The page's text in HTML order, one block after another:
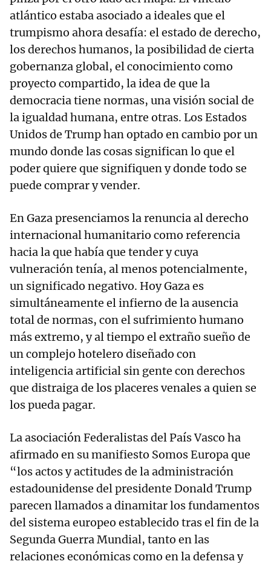
atlántico estaba asociado a ideales que el
trumpismo ahora desafía: el estado de derecho,
los derechos humanos, la posibilidad de cierta
gobernanza global, el conocimiento como
proyecto compartido, la idea de que la
democracia tiene normas, una visión social de
la igualdad humana, entre otras. Los Estados
Unidos de Trump han optado en cambio por un
mundo donde las cosas significan lo que el
poder quiere que signifiquen y donde todo se
puede comprar y vender.
En Gaza presenciamos la renuncia al derecho
internacional humanitario como referencia
hacia la que había que tender y cuya
vulneración tenía, al menos potencialmente,
un significado negativo. Hoy Gaza es
simultáneamente el infierno de la ausencia
total de normas, con el sufrimiento humano
más extremo, y al tiempo el extraño sueño de
un complejo hotelero diseñado con
inteligencia artificial sin gente con derechos
que distraiga de los placeres venales a quien se
los pueda pagar.
La asociación Federalistas del País Vasco ha
afirmado en su manifiesto Somos Europa que
“los actos y actitudes de la administración
estadounidense del presidente Donald Trump
parecen llamados a dinamitar los fundamentos
del sistema europeo establecido tras el fin de la
Segunda Guerra Mundial, tanto en las
relaciones económicas como en la defensa y